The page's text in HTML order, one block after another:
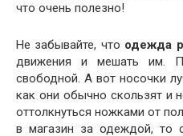
что очень полезно!
Не забывайте, что одежда
движения и мешать им.
свободной. А вот носочки
как они обычно скользят и
оттолкнуться ножками от
в магазин за одеждой, то